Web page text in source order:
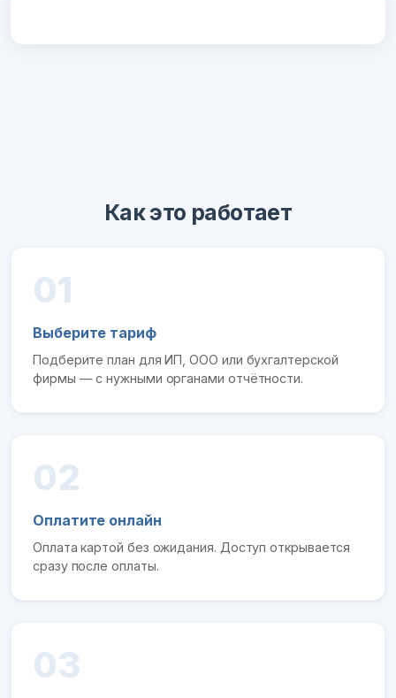
Как это работает
01
Выберите тариф
Подберите план для ИП, ООО или бухгалтерской
фирмы — с нужными органами отчётности.
02
Оплатите онлайн
Оплата картой без ожидания. Доступ открывается
сразу после оплаты.
03